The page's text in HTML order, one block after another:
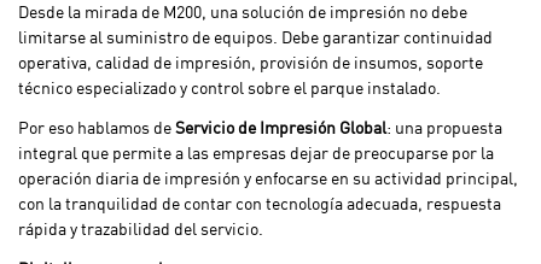
Desde la mirada de M200, una solución de impresión no debe
limitarse al suministro de equipos. Debe garantizar continuidad
operativa, calidad de impresión, provisión de insumos, soporte
técnico especializado y control sobre el parque instalado.
Por eso hablamos deServicio de Impresión Global: una propuesta
integral que permite a las empresas dejar de preocuparse por la
operación diaria de impresión y enfocarse en su actividad principal,
con la tranquilidad de contar con tecnología adecuada, respuesta
rápida y trazabilidad del servicio.